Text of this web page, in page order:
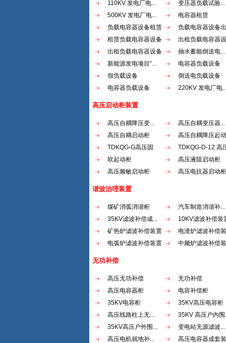
110KV 发电厂电...
变压器负载试验...
500KV 发电厂电...
电容器租赁
负载电容器设备租赁
负载电容器设备
租赁负载电容器设备
出租负载电容器
出租负载电容器设备
抽水蓄能倒送电...
新能源发电项目“...
电容器负载设备
假负载设备
倒送电负载设备
电容器负载设备
220KV 发电厂电
高压启动柜装置
高压自耦降压变...
高压自耦变压器...
高压自耦启动柜
高压自耦降压起
TDKQG-G高压固
态...
TDKQG-D-12 高
软起动柜
高压液阻启动柜
高压频敏启动柜
高压电抗器启动柜
谐波治理装置
煤矿消弧消谐柜
汽车制造消谐补...
35KV滤波补偿成...
10KV滤波补偿装
矿热炉滤波补偿装置
电渣炉滤波补偿
电弧炉滤波补偿装置
中频炉滤波补偿
无功补偿
高压无功补偿
无功补偿
高压电容器柜
电容补偿柜
35KV电容柜
35KV高压电容柜
高压线路柱上无...
35KV 高压户内围
35KV高压户外围...
变电站无源滤波...
高压电机就地补...
高压电容器成套